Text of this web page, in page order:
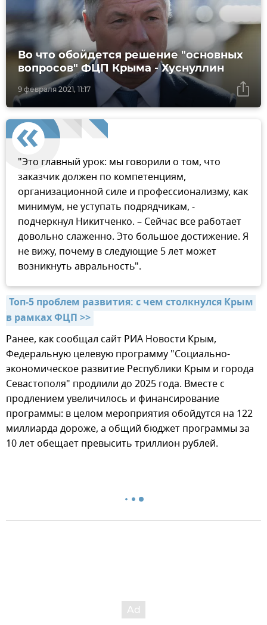
9 февраля 2021, 11:17
Во что обойдется решение "основных
вопросов" ФЦП Крыма - Хуснуллин
"Это главный урок: мы говорили о том, что
заказчик должен по компетенциям,
организационной силе и профессионализму, как
минимум, не уступать подрядчикам, -
подчеркнул Никитченко. – Сейчас все работает
довольно слаженно. Это большое достижение. Я
не вижу, почему в следующие 5 лет может
возникнуть авральность".
Топ-5 проблем развития: с чем столкнулся Крым
в рамках ФЦП >>
Ранее, как сообщал сайт РИА Новости Крым,
Федеральную целевую программу "Социально-
экономическое развитие Республики Крым и города
Севастополя" продлили до 2025 года. Вместе с
продлением увеличилось и финансирование
программы: в целом мероприятия обойдутся на 122
миллиарда дороже, а общий бюджет программы за
10 лет обещает превысить триллион рублей.